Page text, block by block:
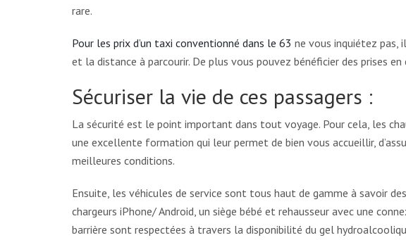
rare.
Pour les prix d’un taxi conventionné dans le 63 ne vous inquiétez pas,
et la distance à parcourir. De plus vous pouvez bénéficier des prises
Sécuriser la vie de ces passagers :
La sécurité est le point important dans tout voyage. Pour cela, les
une excellente formation qui leur permet de bien vous accueillir,
meilleures conditions.
Ensuite, les véhicules de service sont tous haut de gamme à savoir
chargeurs iPhone/ Android, un siège bébé et rehausseur avec une
barrière sont respectées à travers la disponibilité du gel